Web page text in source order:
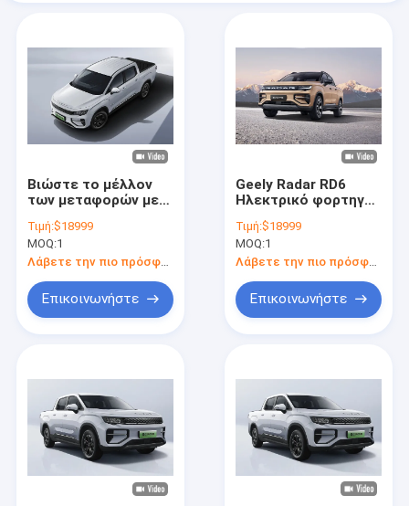
Βιώστε το μέλλον
των μεταφορών με
φορτηγό Geely Radar
6
Τιμή:$18999
MOQ:1
Λάβετε την πιο πρόσφατη τιμή
Επικοινωνήστε
Geely Radar RD6
Ηλεκτρικό φορτηγό
Μεγάλη εμβέλεια
410 χλμ.
Τιμή:$18999
MOQ:1
Επικοινωνήστε